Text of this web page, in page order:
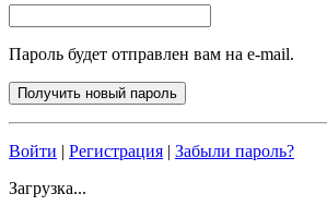
Пароль будет отправлен вам на e-mail.
Войти | Регистрация | Забыли пароль?
Загрузка...